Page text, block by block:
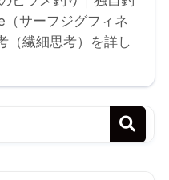
サーフジグフィネ
（繊細思考）を詳し